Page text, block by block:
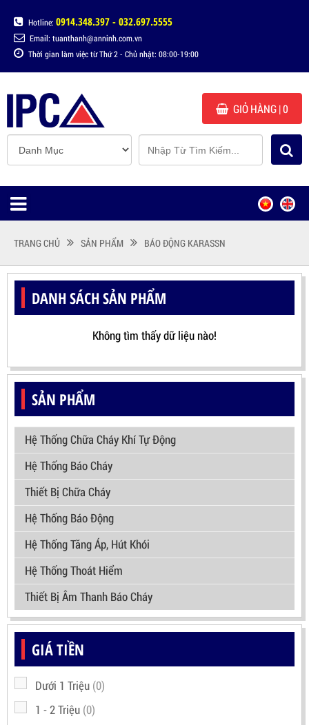
Hotline: 0914.348.397 - 032.697.5555
Email: tuanthanh@anninh.com.vn
Thời gian làm việc từ Thứ 2 - Chủ nhật: 08:00-19:00
GIỎ HÀNG| 0
TRANG CHỦ SẢN PHẨM BÁO ĐỘNG KARASSN
SẢN PHẨM
Hệ Thống Chữa Cháy Khí Tự Động
Hệ Thống Báo Cháy
Thiết Bị Chữa Cháy
Hệ Thống Báo Động
Hệ Thống Tăng Áp, Hút Khói
Hệ Thống Thoát Hiểm
Thiết Bị Âm Thanh Báo Cháy
GIÁ TIỀN
Dưới 1 Triệu (0)
1 - 2 Triệu (0)
DANH SÁCH SẢN PHẨM
Không tìm thấy dữ liệu nào!